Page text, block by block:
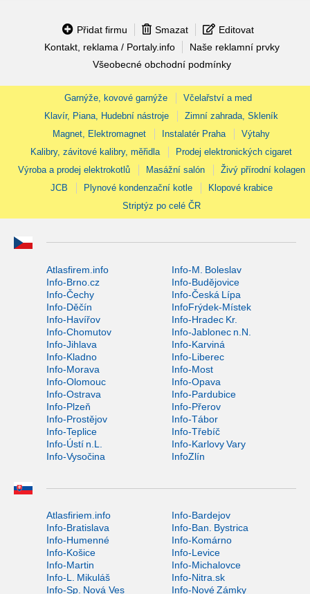
Přidat firmu Smazat
Editovat
Kontakt, reklama / Portaly.info
Naše reklamní prvky
Všeobecné obchodní podmínky
Garnýže, kovové garnýže
Včelařství a med
Klavír, Piana, Hudební nástroje
Zimní zahrada, Skleník
Magnet, Elektromagnet
Instalatér Praha
Výtahy
Kalibry, závitové kalibry, měřidla
Prodej elektronických cigaret
Výroba a prodej elektrokotlů
Masážní salón
Živý přírodní kolagen
JCB
Plynové kondenzační kotle
Klopové krabice
Striptýz po celé ČR
Atlasfirem.info
Info-M. Boleslav
Info-Brno.cz
Info-Budějovice
Info-Čechy
Info-Česká Lípa
Info-Děčín
InfoFrýdek-Místek
Info-Havířov
Info-Hradec Kr.
Info-Chomutov
Info-Jablonec n.N.
Info-Jihlava
Info-Karviná
Info-Kladno
Info-Liberec
Info-Morava
Info-Most
Info-Olomouc
Info-Opava
Info-Ostrava
Info-Pardubice
Info-Plzeň
Info-Přerov
Info-Prostějov
Info-Tábor
Info-Teplice
Info-Třebíč
Info-Ústí n.L.
Info-Karlovy Vary
Info-Vysočina
InfoZlín
Atlasfiriem.info
Info-Bardejov
Info-Bratislava
Info-Ban. Bystrica
Info-Humenné
Info-Komárno
Info-Košice
Info-Levice
Info-Martin
Info-Michalovce
Info-L. Mikuláš
Info-Nitra.sk
Info-Sp. Nová Ves
Info-Nové Zámky